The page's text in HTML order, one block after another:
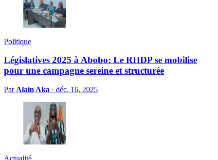
Politique
Législatives 2025 à Abobo: Le RHDP se mobilise
pour une campagne sereine et structurée
Par Alain Aka · déc. 16, 2025